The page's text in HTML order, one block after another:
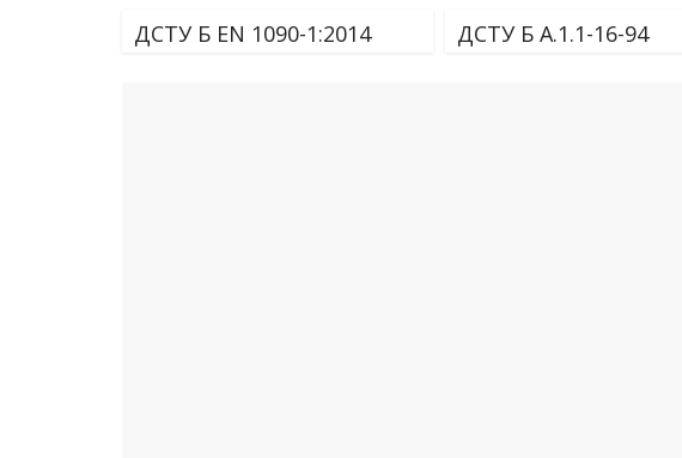
ДСТУ Б EN 1090-1:2014 ДСТУ Б А.1.1-16-94